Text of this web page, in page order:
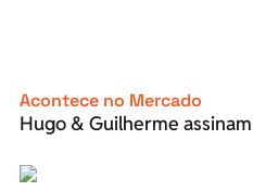
Acontece no Mercado
Hugo & Guilherme